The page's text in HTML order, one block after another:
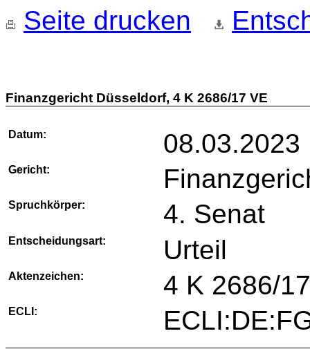
Seite drucken
Finanzgericht Düsseldorf, 4 K 2686/17 VE
Datum: 08.03.2023
Gericht:
Spruchkörper: 4. Senat
Entscheidungsart: Urteil
Aktenzeichen: 4 K 2686/
ECLI: